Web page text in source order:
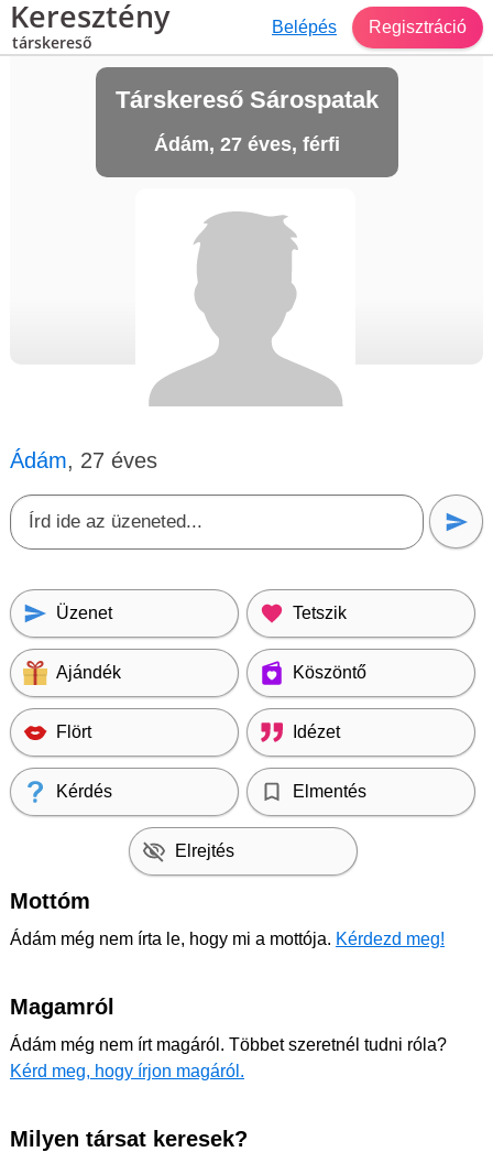
Keresztény
társkereső
Belépés Regisztráció
Társkereső Sárospatak
Ádám, 27 éves, férfi
Ádám, 27 éves
Üzenet Tetszik
Ajándék Köszöntő
Flört Idézet
Kérdés Elmentés
Elrejtés
Mottóm
Ádám még nem írta le, hogy mi a mottója. Kérdezd meg!
Magamról
Ádám még nem írt magáról. Többet szeretnél tudni róla?
Kérd meg, hogy írjon magáról.
Milyen társat keresek?